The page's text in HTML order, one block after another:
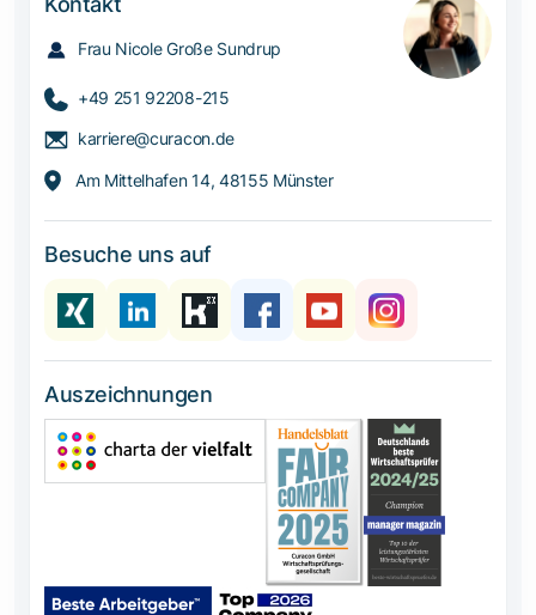
Frau Nicole Große Sundrup
+49 251 92208-215
karriere@curacon.de
Am Mittelhafen 14, 48155 Münster
Besuche uns auf
Auszeichnungen